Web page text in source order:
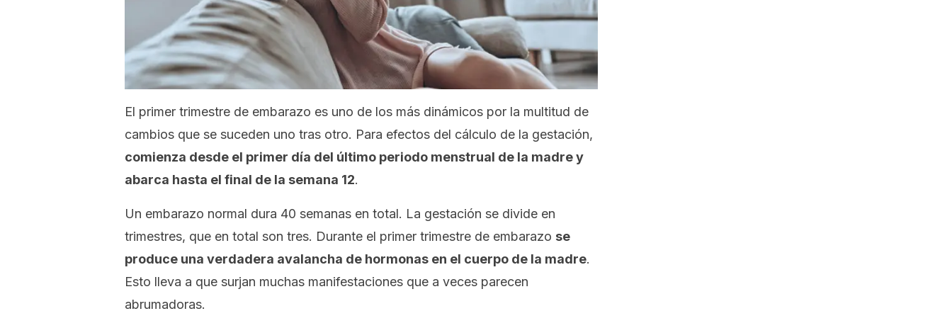
El primer trimestre de embarazo es uno de los más dinámicos por la multitud de
cambios que se suceden uno tras otro. Para efectos del cálculo de la gestación,
comienza desde el primer día del último periodo menstrual de la madre y
abarca hasta el final de la semana 12.
Un embarazo normal dura 40 semanas en total. La gestación se divide en
trimestres, que en total son tres. Durante el primer trimestre de embarazo se
produce una verdadera avalancha de hormonas en el cuerpo de la madre.
Esto lleva a que surjan muchas manifestaciones que a veces parecen
abrumadoras.